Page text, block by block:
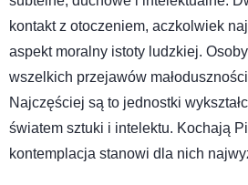
kontakt z otoczeniem, aczkolwiek
aspekt moralny istoty ludzkiej.
wszelkich przejawów
Najczęściej są to jednostki
światem sztuki i intelektu. Kochają
kontemplacja stanowi dla nich